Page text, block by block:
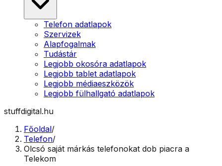
Telefon adatlapok
Szervizek
Alapfogalmak
Tudástár
Legjobb okosóra adatlapok
Legjobb tablet adatlapok
Legjobb médiaeszközök
Legjobb fülhallgató adatlapok
stuffdigital.hu
Főoldal/
Telefon/
Olcsó saját márkás telefonokat dob piacra a
Telekom